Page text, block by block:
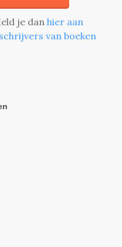
je dan hier aan
van boeken